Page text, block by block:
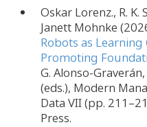
Oskar Lorenz., R. K.
Janett Mohnke
Robots as
Promoting
G. Alonso-
(eds.), Modern
Data VII (pp.
Press.